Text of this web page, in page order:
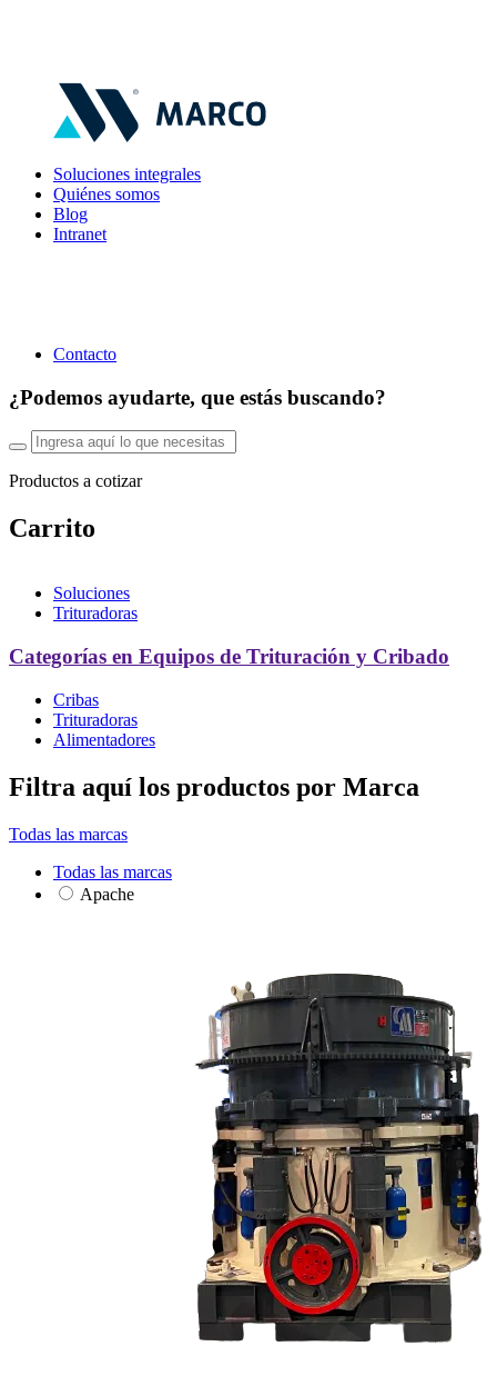
Soluciones integrales
Quiénes somos
Blog
Intranet
Contacto
¿Podemos ayudarte, que estás buscando?
Productos a cotizar
Carrito
Soluciones
Trituradoras
Categorías en Equipos de Trituración y Cribado
Cribas
Trituradoras
Alimentadores
Filtra aquí los productos por Marca
Todas las marcas
Todas las marcas
Apache